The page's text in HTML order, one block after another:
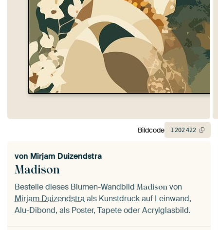
Madison
von Mirjam Duizendstra
Bestelle dieses Blumen-Wandbild Madison von
Mirjam Duizendstraals Kunstdruck auf Leinwand,
Alu-Dibond, als Poster, Tapete oder Acrylglasbild.
Bildcode 1202422